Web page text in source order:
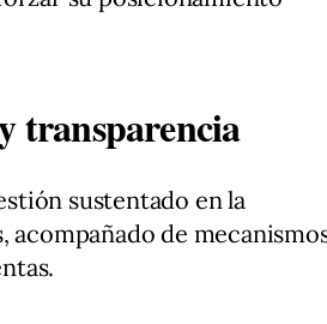
transparencia
sustentado en la
de